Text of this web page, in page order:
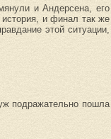
и Андерсена, его
и финал так же
этой ситуации,
подражательно пошла